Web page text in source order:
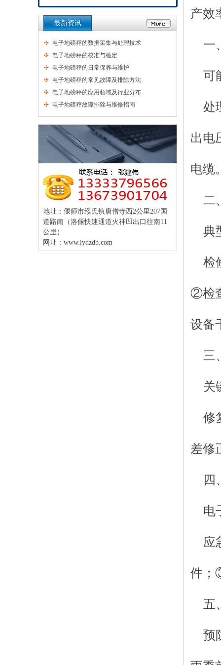
最新资讯
电子地磅秤的数据采集与处理技术
电子地磅秤的校准与检定
电子地磅秤的日常保养与维护
电子地磅秤的常见故障及排除方法
电子地磅秤的应用领域及行业分布
电子地磅秤故障排除与维修指南
地址：偃师市缑氏镇唐僧寺西2公里207国
道路南（洛偃快速通道火神凹出口往南11
公里）
网址： www.lydzdb.com
产效
一
可
处
出电
电缆
二
典
检
②检
设备
三
关
修
差修
四
电
应
件；
五
预